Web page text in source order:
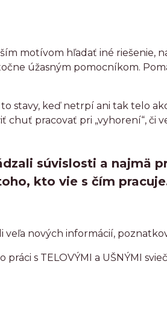
motívom hľadať iné riešenie,
úžasným pomocníkom.
to stavy, keď netrpí ani tak telo
chuť pracovať pri „vyhorení“, či
súvislosti a najmä
kto vie s čím
veľa nových informácií,
s TELOVÝMI a UŠNÝMI